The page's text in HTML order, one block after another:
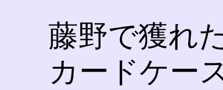
藤野で獲れ
カードケー